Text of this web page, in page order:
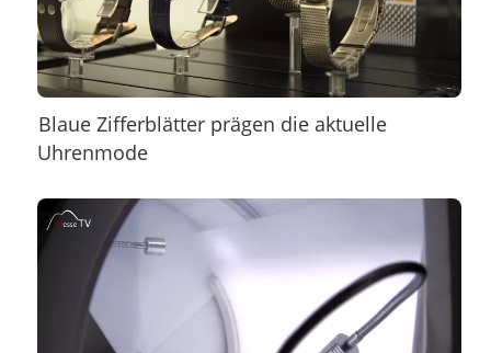
Blaue Zifferblätter prägen die aktuelle
Uhrenmode